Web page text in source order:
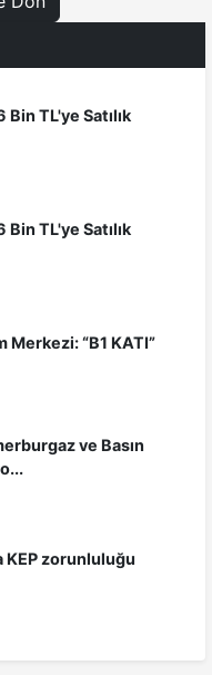
Bin TL'ye Satılık
Bin TL'ye Satılık
Merkezi: “B1 KATI”
ve Basın
KEP zorunluluğu